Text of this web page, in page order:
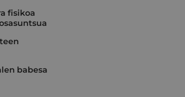
fisikoa
babesa